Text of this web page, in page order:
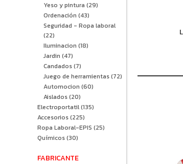
Yeso y pintura(29)
Ordenación(43)
Seguridad - Ropa laboral
(22)
Iluminacion(18)
Jardin(47)
Candados(7)
Juego de herramientas(72)
Automocion(60)
Aislados(20)
Electroportatil(135)
Accesorios(225)
Ropa Laboral-EPIS (25)
Químicos(30)
FABRICANTE